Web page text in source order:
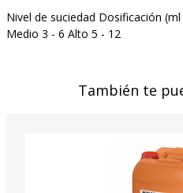
Nivel de suciedad Dosificación
Medio 3 - 6 Alto 5 - 12
También te